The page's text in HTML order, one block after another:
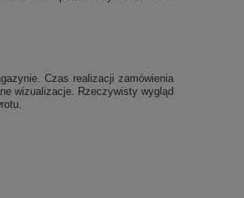
Czas realizacji zamówienia
wizualizacje. Rzeczywisty wygląd